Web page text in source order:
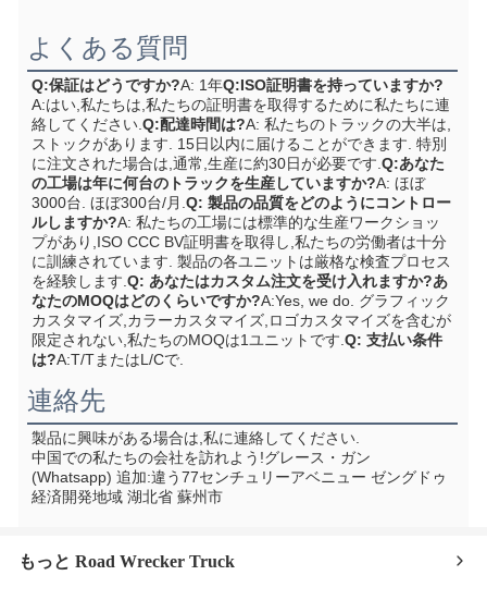
よくある質問
Q:保証はどうですか?A: 1年Q:ISO証明書を持っていますか?
A:はい,私たちは,私たちの証明書を取得するために私たちに連
絡してください. Q:配達時間は?A: 私たちのトラックの大半は,
ストックがあります. 15日以内に届けることができます. 特別
に注文された場合は,通常,生産に約30日が必要です. Q:あなた
の工場は年に何台のトラックを生産していますか?A: ほぼ
3000台. ほぼ300台/月. Q: 製品の品質をどのようにコントロー
ルしますか?A: 私たちの工場には標準的な生産ワークショッ
プがあり,ISO CCC BV証明書を取得し,私たちの労働者は十分
に訓練されています. 製品の各ユニットは厳格な検査プロセス
を経験します. Q: あなたはカスタム注文を受け入れますか?あ
なたのMOQはどのくらいですか?A:Yes, we do. グラフィック
カスタマイズ,カラーカスタマイズ,ロゴカスタマイズを含むが
限定されない,私たちのMOQは1ユニットです. Q: 支払い条件
は?A:T/TまたはL/Cで.
連絡先
製品に興味がある場合は,私に連絡してください.
中国での私たちの会社を訪れよう!グレース・ガン
(Whatsapp) 追加:違う77センチュリーアベニュー ゼングドゥ
経済開発地域 湖北省 蘇州市
もっと Road Wrecker Truck